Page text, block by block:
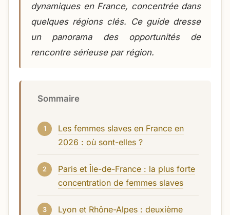
dynamiques en France, concentrée dans
quelques régions clés. Ce guide dresse
un panorama des opportunités de
rencontre sérieuse par région.
Sommaire
Les femmes slaves en France en
2026 : où sont-elles ?
Paris et Île-de-France : la plus forte
concentration de femmes slaves
Lyon et Rhône-Alpes : deuxième